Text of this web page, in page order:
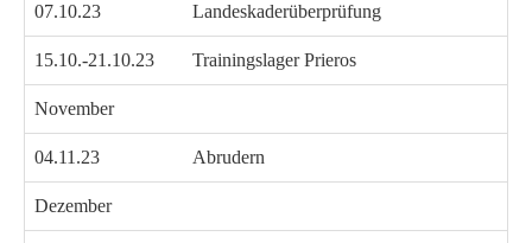
07.10.23 Landeskaderüberprüfung
15.10.-21.10.23 Trainingslager Prieros
November
04.11.23 Abrudern
Dezember